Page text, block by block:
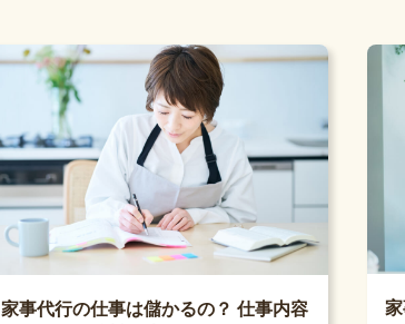
家事代行の仕事は儲かるの？ 仕事内容